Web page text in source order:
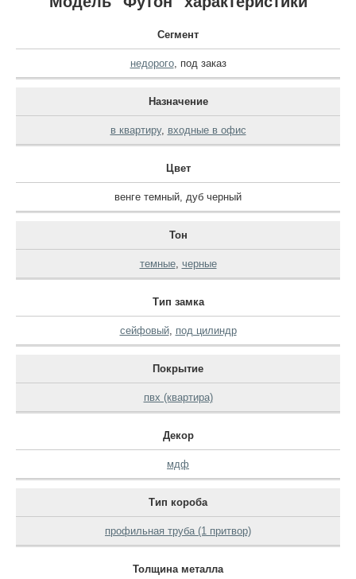
Сегмент
недорого, под заказ
Назначение
в квартиру, входные в офис
Цвет
венге темный, дуб черный
Тон
темные, черные
Тип замка
сейфовый, под цилиндр
Покрытие
пвх (квартира)
Декор
мдф
Тип короба
профильная труба (1 притвор)
Толщина металла